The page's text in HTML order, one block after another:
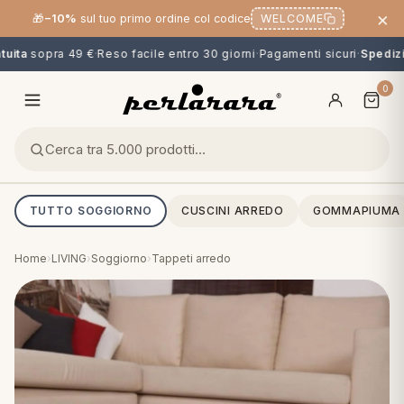
🎁−10% sul tuo primo ordine col codice WELCOME ×
sopra 49 € ·Reso facile entro 30 giorni·Pagamenti sicuri·
0
TUTTO SOGGIORNO CUSCINI ARREDO GOMMAPIUMA
CALCIO & CARTOONS
Home›LIVING›Soggiorno›Tappeti arredo